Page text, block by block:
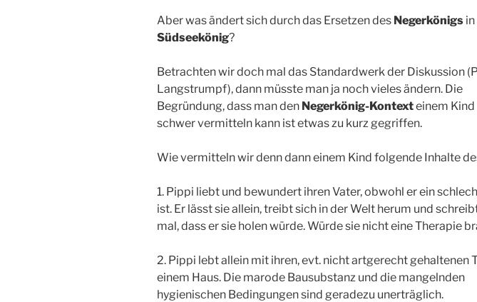
Aber was ändert sich durch das Ersetzen des Negerkönigs in
Südseekönig?
Betrachten wir doch mal das Standardwerk der Diskussion
Langstrumpf), dann müsste man ja noch vieles ändern. Die
Begründung, dass man den Negerkönig-Kontexteinem Kind
schwer vermitteln kann ist etwas zu kurz gegriffen.
Wie vermitteln wir denn dann einem Kind folgende Inhalte
1. Pippi liebt und bewundert ihren Vater, obwohl er ein
ist. Er lässt sie allein, treibt sich in der Welt herum und
mal, dass er sie holen würde. Würde sie nicht eine Therapie
2. Pippi lebt allein mit ihren, evt. nicht artgerecht gehaltenen
einem Haus. Die marode Bausubstanz und die mangelnden
hygienischen Bedingungen sind geradezu unerträglich.